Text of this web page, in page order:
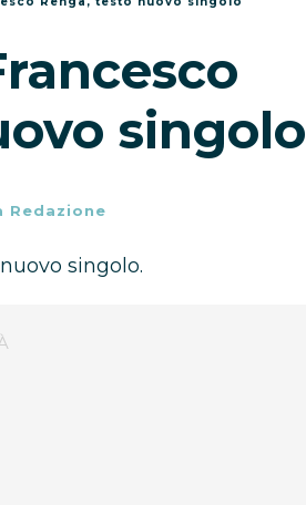
singolo
Redazione
singolo.